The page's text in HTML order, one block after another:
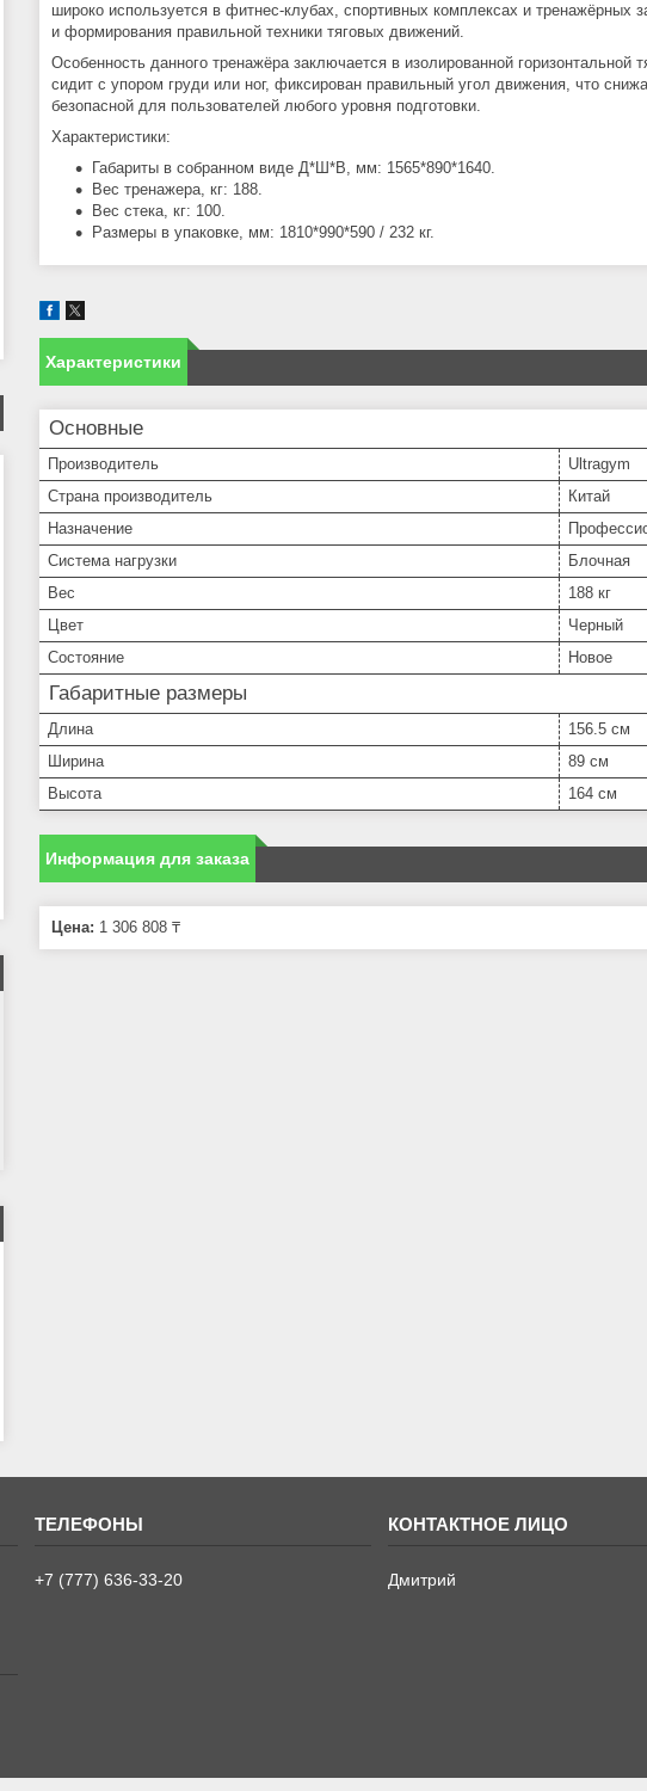
широко используется в фитнес‑клубах, спортивных комплексах и
и формирования правильной техники тяговых движений.
Особенность данного тренажёра заключается в изолированной
сидит с упором груди или ног, фиксирован правильный угол движения, что
безопасной для пользователей любого уровня подготовки.
Характеристики:
Габариты в собранном виде Д*Ш*В, мм: 1565*890*1640.
Вес тренажера, кг: 188.
Вес стека, кг: 100.
Размеры в упаковке, мм: 1810*990*590 / 232 кг.
Характеристики
Основные
Производитель
Ultragym
Страна производитель
Китай
Назначение
Система нагрузки
Блочная
Вес
188 кг
Цвет
Черный
Состояние
Новое
Габаритные размеры
Длина
156.5 см
Ширина
89 см
Высота
164 см
Информация для заказа
Цена: 1 306 808 ₸
+7 (777) 636-33-20 Дмитрий